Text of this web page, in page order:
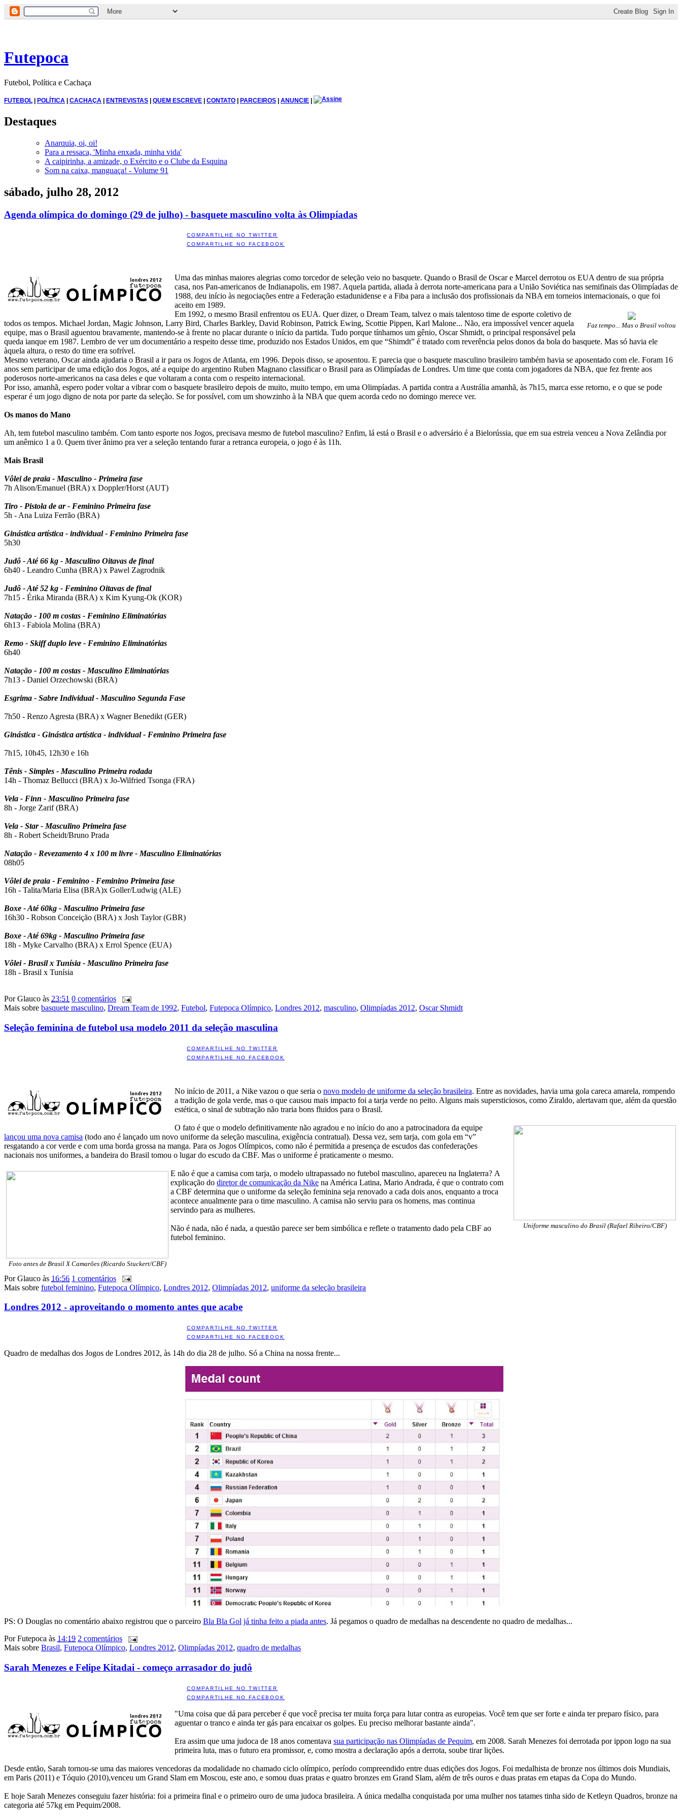
Futepoca
Futebol, Política e Cachaça
FUTEBOL | POLÍTICA | CACHAÇA | ENTREVISTAS | QUEM ESCREVE | CONTATO | PARCEIROS | ANUNCIE |
Destaques
Anarquia, oi, oi!
Para a ressaca, 'Minha enxada, minha vida'
A caipirinha, a amizade, o Exército e o Clube da Esquina
Som na caixa, manguaça! - Volume 91
sábado, julho 28, 2012
Agenda olímpica do domingo (29 de julho) - basquete masculino volta às Olimpíadas
COMPARTILHE NO TWITTER
COMPARTILHE NO FACEBOOK
Uma das minhas maiores alegrias como torcedor de seleção veio no basquete. Quando o Brasil de Oscar e Marcel derrotou os EUA dentro de sua própria
casa, nos Pan-americanos de Indianapolis, em 1987. Aquela partida, aliada à derrota norte-americana para a União Soviética nas semifinais das Olimpíadas de
1988, deu início às negociações entre a Federação estadunidense e a Fiba para a inclusão dos profissionais da NBA em torneios internacionais, o que foi
aceito em 1989.
Faz tempo... Mas o Brasil voltou
Em 1992, o mesmo Brasil enfrentou os EUA. Quer dizer, o Dream Team, talvez o mais talentoso time de esporte coletivo de
todos os tempos. Michael Jordan, Magic Johnson, Larry Bird, Charles Barkley, David Robinson, Patrick Ewing, Scottie Pippen, Karl Malone... Não, era impossível vencer aquela
equipe, mas o Brasil aguentou bravamente, mantendo-se à frente no placar durante o início da partida. Tudo porque tínhamos um gênio, Oscar Shmidt, o principal responsável pela
queda ianque em 1987. Lembro de ver um documentário a respeito desse time, produzido nos Estados Unidos, em que “Shimdt” é tratado com reverência pelos donos da bola do basquete. Mas só havia ele
àquela altura, o resto do time era sofrível.
Mesmo veterano, Oscar ainda ajudaria o Brasil a ir para os Jogos de Atlanta, em 1996. Depois disso, se aposentou. E parecia que o basquete masculino brasileiro também havia se aposentado com ele. Foram 16
anos sem participar de uma edição dos Jogos, até a equipe do argentino Ruben Magnano classificar o Brasil para as Olimpíadas de Londres. Um time que conta com jogadores da NBA, que fez frente aos
poderosos norte-americanos na casa deles e que voltaram a conta com o respeito internacional.
Por isso, amanhã, espero poder voltar a vibrar com o basquete brasileiro depois de muito, muito tempo, em uma Olimpíadas. A partida contra a Austrália amanhã, às 7h15, marca esse retorno, e o que se pode
esperar é um jogo digno de nota por parte da seleção. Se for possível, com um showzinho à la NBA que quem acorda cedo no domingo merece ver.
Os manos do Mano
Ah, tem futebol masculino também. Com tanto esporte nos Jogos, precisava mesmo de futebol masculino? Enfim, lá está o Brasil e o adversário é a Bielorússia, que em sua estreia venceu a Nova Zelândia por
um anêmico 1 a 0. Quem tiver ânimo pra ver a seleção tentando furar a retranca europeia, o jogo é às 11h.
Mais Brasil
Vôlei de praia - Masculino - Primeira fase
7h Alison/Emanuel (BRA) x Doppler/Horst (AUT)
Tiro - Pistola de ar - Feminino Primeira fase
5h - Ana Luiza Ferrão (BRA)
Ginástica artística - individual - Feminino Primeira fase
5h30
Judô - Até 66 kg - Masculino Oitavas de final
6h40 - Leandro Cunha (BRA) x Pawel Zagrodnik
Judô - Até 52 kg - Feminino Oitavas de final
7h15 - Érika Miranda (BRA) x Kim Kyung-Ok (KOR)
Natação - 100 m costas - Feminino Eliminatórias
6h13 - Fabiola Molina (BRA)
Remo - Skiff duplo leve - Feminino Eliminatórias
6h40
Natação - 100 m costas - Masculino Eliminatórias
7h13 - Daniel Orzechowski (BRA)
Esgrima - Sabre Individual - Masculino Segunda Fase
7h50 - Renzo Agresta (BRA) x Wagner Benedikt (GER)
Ginástica - Ginástica artística - individual - Feminino Primeira fase
7h15, 10h45, 12h30 e 16h
Tênis - Simples - Masculino Primeira rodada
14h - Thomaz Bellucci (BRA) x Jo-Wilfried Tsonga (FRA)
Vela - Finn - Masculino Primeira fase
8h - Jorge Zarif (BRA)
Vela - Star - Masculino Primeira fase
8h - Robert Scheidt/Bruno Prada
Natação - Revezamento 4 x 100 m livre - Masculino Eliminatórias
08h05
Vôlei de praia - Feminino - Feminino Primeira fase
16h - Talita/Maria Elisa (BRA)x Goller/Ludwig (ALE)
Boxe - Até 60kg - Masculino Primeira fase
16h30 - Robson Conceição (BRA) x Josh Taylor (GBR)
Boxe - Até 69kg - Masculino Primeira fase
18h - Myke Carvalho (BRA) x Errol Spence (EUA)
Vôlei - Brasil x Tunísia - Masculino Primeira fase
18h - Brasil x Tunísia
PorGlauco às 23:51 0 comentários
Mais sobre basquete masculino, Dream Team de 1992, Futebol, Futepoca Olímpico, Londres 2012, masculino, Olimpíadas 2012, Oscar Shmidt
Seleção feminina de futebol usa modelo 2011 da seleção masculina
COMPARTILHE NO TWITTER
COMPARTILHE NO FACEBOOK
No início de 2011, a Nike vazou o que seria o novo modelo de uniforme da seleção brasileira. Entre as novidades, havia uma gola careca amarela, rompendo
a tradição de gola verde, mas o que causou mais impacto foi a tarja verde no peito. Alguns mais supersticiosos, como Ziraldo, alertavam que, além da questão
estética, o sinal de subtração não traria bons fluidos para o Brasil.
Uniforme masculino do Brasil (Rafael Ribeiro/CBF)
O fato é que o modelo definitivamente não agradou e no início do ano a patrocinadora da equipe
lançou uma nova camisa (todo ano é lançado um novo uniforme da seleção masculina, exigência contratual). Dessa vez, sem tarja, com gola em “v”
resgatando a cor verde e com uma borda grossa na manga. Para os Jogos Olímpicos, como não é permitida a presença de escudos das confederações
nacionais nos uniformes, a bandeira do Brasil tomou o lugar do escudo da CBF. Mas o uniforme é praticamente o mesmo.
Foto antes de Brasil X Camarões (Ricardo Stuckert/CBF)
E não é que a camisa com tarja, o modelo ultrapassado no futebol masculino, apareceu na Inglaterra? A
explicação do diretor de comunicação da Nike na América Latina, Mario Andrada, é que o contrato com
a CBF determina que o uniforme da seleção feminina seja renovado a cada dois anos, enquanto a troca
acontece anualmente para o time masculino. A camisa não serviu para os homens, mas continua
servindo para as mulheres.
Não é nada, não é nada, a questão parece ser bem simbólica e reflete o tratamento dado pela CBF ao
futebol feminino.
PorGlauco às 16:56 1 comentários
Mais sobre futebol feminino, Futepoca Olímpico, Londres 2012, Olimpíadas 2012, uniforme da seleção brasileira
Londres 2012 - aproveitando o momento antes que acabe
COMPARTILHE NO TWITTER
COMPARTILHE NO FACEBOOK
Quadro de medalhas dos Jogos de Londres 2012, às 14h do dia 28 de julho. Só a China na nossa frente...
PS: O Douglas no comentário abaixo registrou que o parceiro Bla Bla Gol já tinha feito a piada antes. Já pegamos o quadro de medalhas na descendente no quadro de medalhas...
PorFutepoca às 14:19 2 comentários
Mais sobre Brasil, Futepoca Olímpico, Londres 2012, Olimpíadas 2012, quadro de medalhas
Sarah Menezes e Felipe Kitadai - começo arrasador do judô
COMPARTILHE NO TWITTER
COMPARTILHE NO FACEBOOK
"Uma coisa que dá para perceber é que você precisa ter muita força para lutar contra as europeias. Você tem que ser forte e ainda ter preparo físico, para
aguentar o tranco e ainda ter gás para encaixar os golpes. Eu preciso melhorar bastante ainda".
Era assim que uma judoca de 18 anos comentava sua participação nas Olimpíadas de Pequim, em 2008. Sarah Menezes foi derrotada por ippon logo na sua
primeira luta, mas o futuro era promissor, e, como mostra a declaração após a derrota, soube tirar lições.
Desde então, Sarah tornou-se uma das maiores vencedoras da modalidade no chamado ciclo olímpico, período compreendido entre duas edições dos Jogos. Foi medalhista de bronze nos últimos dois Mundiais,
em Paris (2011) e Tóquio (2010),venceu um Grand Slam em Moscou, este ano, e somou duas pratas e quatro bronzes em Grand Slam, além de três ouros e duas pratas em etapas da Copa do Mundo.
E hoje Sarah Menezes conseguiu fazer história: foi a primeira final e o primeiro ouro de uma judoca brasileira. A única medalha conquistada por uma mulher nos tatames tinha sido de Ketleyn Quadros, bronze na
categoria até 57kg em Pequim/2008.